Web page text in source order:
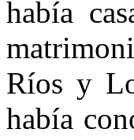
había
Ríos y
había